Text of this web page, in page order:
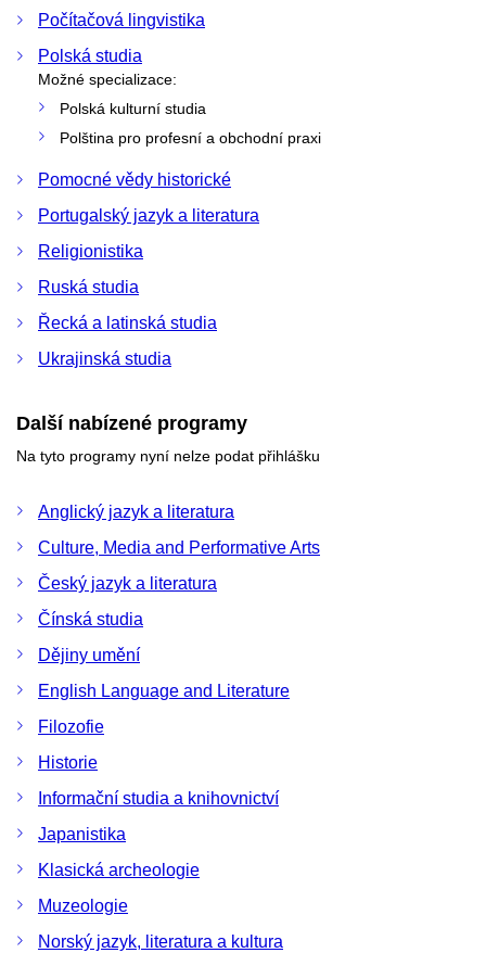
Počítačová lingvistika
Polská studia
Možné specializace:
Polská kulturní studia
Polština pro profesní a obchodní praxi
Pomocné vědy historické
Portugalský jazyk a literatura
Religionistika
Ruská studia
Řecká a latinská studia
Ukrajinská studia
Další nabízené programy
Na tyto programy nyní nelze podat přihlášku
Anglický jazyk a literatura
Culture, Media and Performative Arts
Český jazyk a literatura
Čínská studia
Dějiny umění
English Language and Literature
Filozofie
Historie
Informační studia a knihovnictví
Japanistika
Klasická archeologie
Muzeologie
Norský jazyk, literatura a kultura